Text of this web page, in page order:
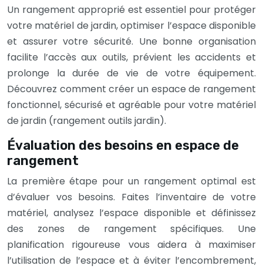
Un rangement approprié est essentiel pour protéger
votre matériel de jardin, optimiser l’espace disponible
et assurer votre sécurité. Une bonne organisation
facilite l’accès aux outils, prévient les accidents et
prolonge la durée de vie de votre équipement.
Découvrez comment créer un espace de rangement
fonctionnel, sécurisé et agréable pour votre matériel
de jardin (rangement outils jardin).
Évaluation des besoins en espace de
rangement
La première étape pour un rangement optimal est
d’évaluer vos besoins. Faites l’inventaire de votre
matériel, analysez l’espace disponible et définissez
des zones de rangement spécifiques. Une
planification rigoureuse vous aidera à maximiser
l’utilisation de l’espace et à éviter l’encombrement,